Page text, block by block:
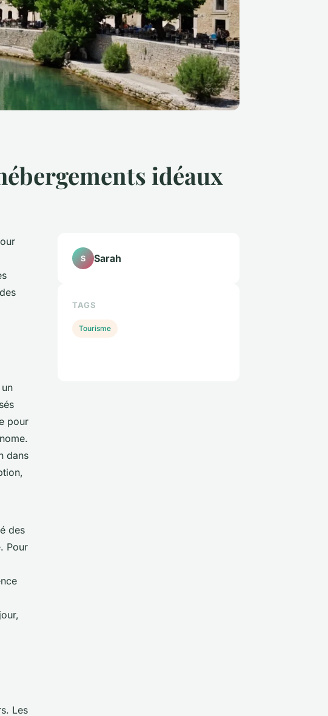
idéaux
pour
dans
des
Pour
Les
S Sarah
TAGS
Tourisme